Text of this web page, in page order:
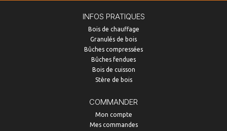
INFOS PRATIQUES
Bois de chauffage
Granulés de bois
Bûches compressées
Bûches fendues
Bois de cuisson
Stère de bois
COMMANDER
Mon compte
Mes commandes